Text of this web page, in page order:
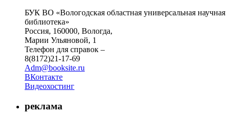
БУК ВО «Вологодская областная универсальная научная
библиотека»
Россия, 160000, Вологда,
Марии Ульяновой, 1
Телефон для справок –
8(8172)21-17-69
Adm@booksite.ru
ВКонтакте
Видеохостинг
реклама